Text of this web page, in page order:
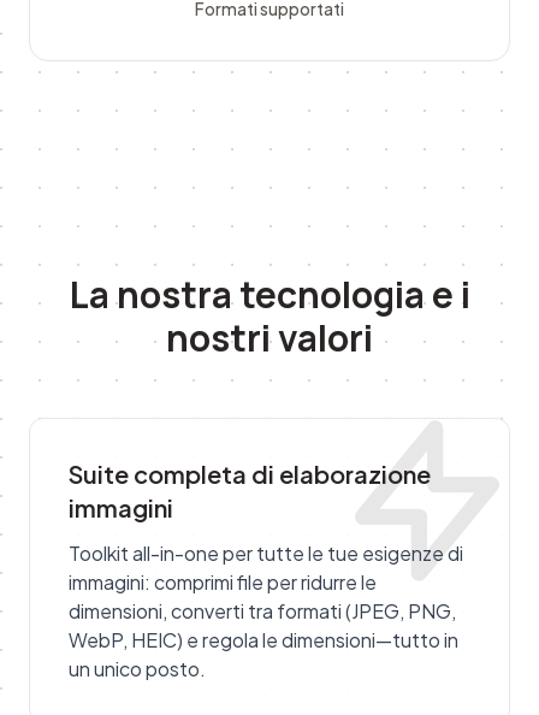
Formati supportati
La nostra tecnologia e i
nostri valori
Suite completa di elaborazione
immagini
Toolkit all-in-one per tutte le tue esigenze di
immagini: comprimi file per ridurre le
dimensioni, converti tra formati (JPEG, PNG,
WebP, HEIC) e regola le dimensioni—tutto in
un unico posto.